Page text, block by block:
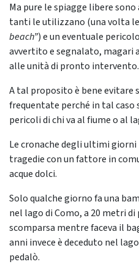
Ma pure le spiagge libere
tanti le utilizzano (una volta
beach”) e un eventuale
avvertito e segnalato,
alle unità di pronto intervento.
A tal proposito è bene evitare
frequentate perché in tal caso
pericoli di chi va al fiume o al
Le cronache degli ultimi
tragedie con un fattore in
acque dolci.
Solo qualche giorno fa una
nel lago di Como, a 20 metri
scomparsa mentre faceva il
anni invece è deceduto nel
pedalò.